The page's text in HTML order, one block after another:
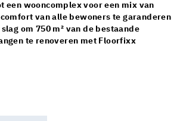
een wooncomplex voor een mix van
van alle bewoners te garanderen
om 750 m² van de bestaande
te renoveren met Floorfixx